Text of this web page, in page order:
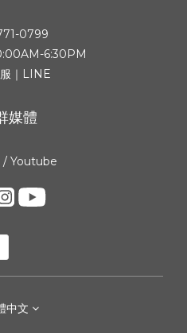
0799
6:30PM
｜LINE
媒體
/ Youtube
中文